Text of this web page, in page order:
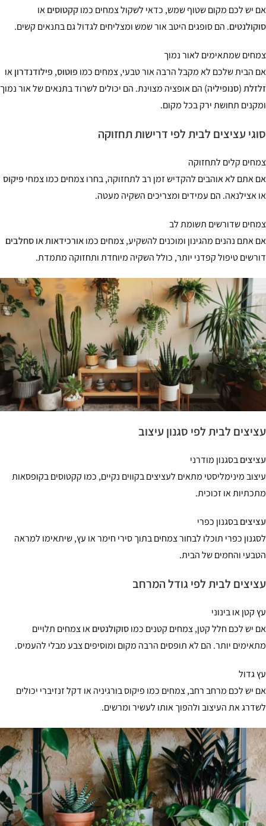
יש לכם מקום שטוף שמש, כדאי לשקול צמחים כמוקקטוסיםאו
. הם סופגים היטב אור שמש ומצליחים לגדול גם בתנאים קשים.
שמתאימים לאור נמוך
הבית שלכם לא מקבל הרבה אור טבעי, צמחים כמופוטוס,פילודנדרוןאו
(סנופיליה)הם אופציה מצוינת. הם יכולים לשרוד בתנאים של אור נמוך
תחושת ירק בכל מקום.
עציצים לבית לפי דרישות תחזוקה
קלים לתחזוקה
אתם לא אוהבים להקדיש זמן רב לתחזוקה, בחרו צמחים כמו צמחיפיקוס
אצילנאה. הם עמידים ומצריכים השקיה מעטה.
שדורשים תשומת לב
אתם נהנים מהגינון ומוכנים להשקיע, צמחים כמואורכידאות או סחלבים
טיפול קפדני יותר, כולל השקיה מיוחדת ותחזוקה מתמדת.
לבית לפי סגנון עיצוב
בסגנון מודרני
מינימליסטי מתאים לעציצים בקווים נקיים, כמו קקטוסים בקופסאות
או זכוכית.
בסגנון כפרי
כפרי תוכלו לבחור צמחים בתוך סירי חימר או עץ, שיתאימו למראה
והחמים של הבית.
לבית לפי גודל המרחב
קטן או בינוני
יש לכם חלל קטן, צמחים קטנים כמוסוקולנטיםאו צמחים תלויים
יותר. הם לא תופסים הרבה מקום ומוסיפים צבע מבלי להעמיס.
גדול
יש לכם מרחב רחב, צמחים כמו פיקוס בורגיניה או דקל זנזיברי יכולים
את העיצוב ולהפוך אותו לעשיר ומרשים.